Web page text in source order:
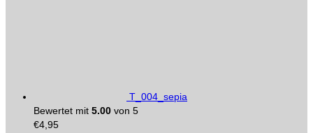
T_004_sepia
Bewertet mit 5.00 von 5
€4,95